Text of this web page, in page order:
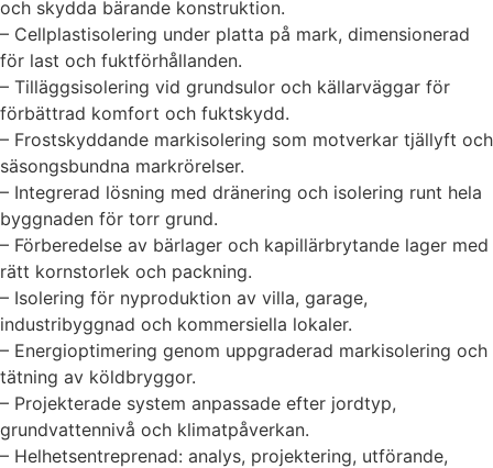
och skydda bärande konstruktion.
– Cellplastisolering under platta på mark, dimensionerad
för last och fuktförhållanden.
– Tilläggsisolering vid grundsulor och källarväggar för
förbättrad komfort och fuktskydd.
– Frostskyddande markisolering som motverkar tjällyft och
säsongsbundna markrörelser.
– Integrerad lösning med dränering och isolering runt hela
byggnaden för torr grund.
– Förberedelse av bärlager och kapillärbrytande lager med
rätt kornstorlek och packning.
– Isolering för nyproduktion av villa, garage,
industribyggnad och kommersiella lokaler.
– Energioptimering genom uppgraderad markisolering och
tätning av köldbryggor.
– Projekterade system anpassade efter jordtyp,
grundvattennivå och klimatpåverkan.
– Helhetsentreprenad: analys, projektering, utförande,